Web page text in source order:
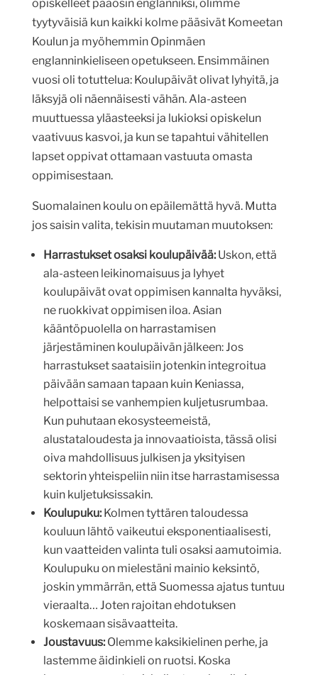
opiskelleet pääosin englanniksi, olimme
tyytyväisiä kun kaikki kolme pääsivät Komeetan
Koulun ja myöhemmin Opinmäen
englanninkieliseen opetukseen. Ensimmäinen
vuosi oli totuttelua: Koulupäivät olivat lyhyitä, ja
läksyjä oli näennäisesti vähän. Ala-asteen
muuttuessa yläasteeksi ja lukioksi opiskelun
vaativuus kasvoi, ja kun se tapahtui vähitellen
lapset oppivat ottamaan vastuuta omasta
oppimisestaan.
Suomalainen koulu on epäilemättä hyvä. Mutta
jos saisin valita, tekisin muutaman muutoksen:
Harrastukset osaksi koulupäivää:Uskon, että
ala-asteen leikinomaisuus ja lyhyet
koulupäivät ovat oppimisen kannalta hyväksi,
ne ruokkivat oppimisen iloa. Asian
kääntöpuolella on harrastamisen
järjestäminen koulupäivän jälkeen: Jos
harrastukset saataisiin jotenkin integroitua
päivään samaan tapaan kuin Keniassa,
helpottaisi se vanhempien kuljetusrumbaa.
Kun puhutaan ekosysteemeistä,
alustataloudesta ja innovaatioista, tässä olisi
oiva mahdollisuus julkisen ja yksityisen
sektorin yhteispeliin niin itse harrastamisessa
kuin kuljetuksissakin.
Koulupuku:Kolmen tyttären taloudessa
kouluun lähtö vaikeutui eksponentiaalisesti,
kun vaatteiden valinta tuli osaksi aamutoimia.
Koulupuku on mielestäni mainio keksintö,
joskin ymmärrän, että Suomessa ajatus tuntuu
vieraalta… Joten rajoitan ehdotuksen
koskemaan sisävaatteita.
Joustavuus:Olemme kaksikielinen perhe, ja
lastemme äidinkieli on ruotsi. Koska